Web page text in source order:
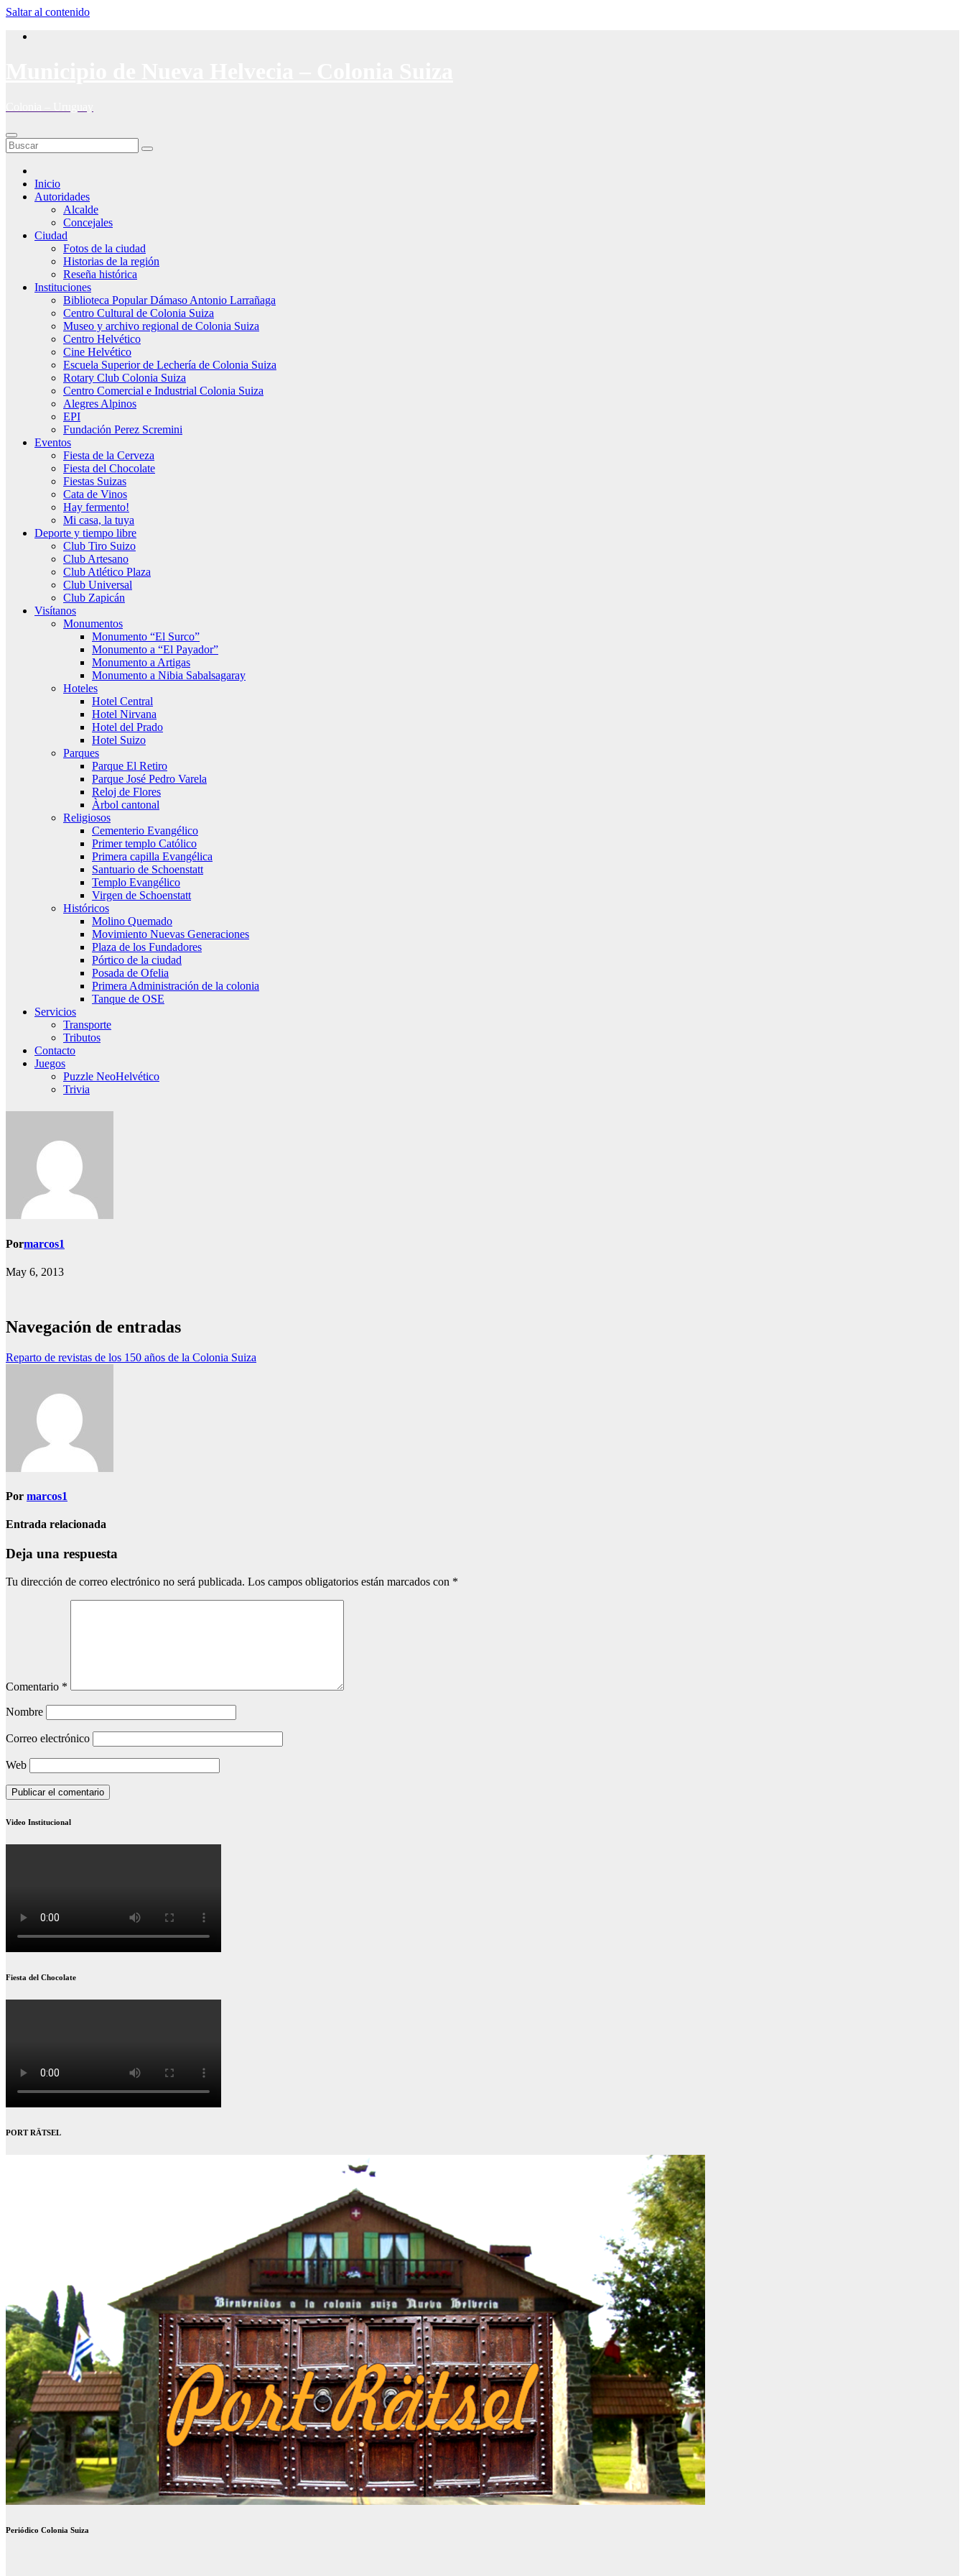
Saltar al contenido
Inicio
Autoridades
Alcalde
Concejales
Ciudad
Fotos de la ciudad
Historias de la región
Reseña histórica
Instituciones
Biblioteca Popular Dámaso Antonio Larrañaga
Centro Cultural de Colonia Suiza
Museo y archivo regional de Colonia Suiza
Centro Helvético
Cine Helvético
Escuela Superior de Lechería de Colonia Suiza
Rotary Club Colonia Suiza
Centro Comercial e Industrial Colonia Suiza
Alegres Alpinos
EPI
Fundación Perez Scremini
Eventos
Fiesta de la Cerveza
Fiesta del Chocolate
Fiestas Suizas
Cata de Vinos
Hay fermento!
Mi casa, la tuya
Deporte y tiempo libre
Club Tiro Suizo
Club Artesano
Club Atlético Plaza
Club Universal
Club Zapicán
Visítanos
Monumentos
Monumento “El Surco”
Monumento a “El Payador”
Monumento a Artigas
Monumento a Nibia Sabalsagaray
Hoteles
Hotel Central
Hotel Nirvana
Hotel del Prado
Hotel Suizo
Parques
Parque El Retiro
Parque José Pedro Varela
Reloj de Flores
Àrbol cantonal
Religiosos
Cementerio Evangélico
Primer templo Católico
Primera capilla Evangélica
Santuario de Schoenstatt
Templo Evangélico
Virgen de Schoenstatt
Históricos
Molino Quemado
Movimiento Nuevas Generaciones
Plaza de los Fundadores
Pórtico de la ciudad
Posada de Ofelia
Primera Administración de la colonia
Tanque de OSE
Servicios
Transporte
Tributos
Contacto
Juegos
Puzzle NeoHelvético
Trivia
Pormarcos1
May 6, 2013
Navegación de entradas
Reparto de revistas de los 150 años de la Colonia Suiza
Por marcos1
Entrada relacionada
Deja una respuesta
Tu dirección de correo electrónico no será publicada. Los campos obligatorios están marcados con *
Comentario *
Nombre
Correo electrónico
Web
Video Institucional
Fiesta del Chocolate
PORT RÄTSEL
Periódico Colonia Suiza